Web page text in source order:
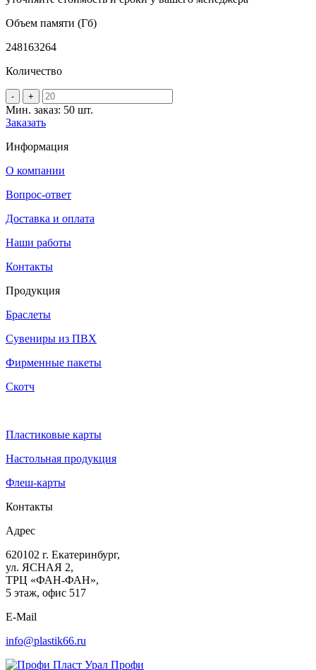
Объем памяти (Гб)
248163264
Количество
- +
Мин. заказ: 50 шт.
Заказать
Информация
О компании
Вопрос-ответ
Доставка и оплата
Наши работы
Контакты
Продукция
Браслеты
Сувениры из ПВХ
Фирменные пакеты
Скотч
Пластиковые карты
Настольная продукция
Флеш-карты
Контакты
Адрес
620102 г. Екатеринбург,
ул. ЯСНАЯ 2,
ТРЦ «ФАН-ФАН»,
5 этаж, офис 517
E-Mail
info@plastik66.ru
Профи